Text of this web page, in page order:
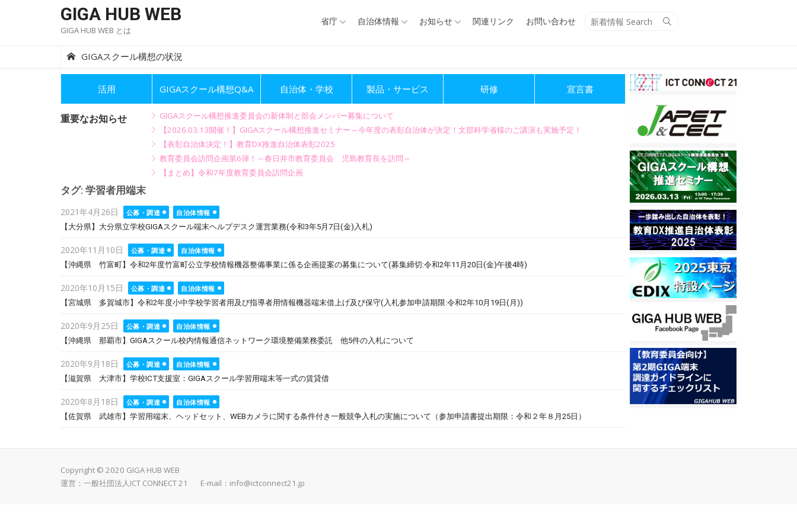
GIGA HUB WEB
GIGA HUB WEB とは
Search
省庁 自治体情報 お知らせ 関連リンク お問い合わせ
GIGAスクール構想の状況
活用 GIGAスクール構想Q&A 自治体・学校 製品・サービス 研修 宣言書
重要なお知らせ
GIGAスクール構想推進委員会の新体制と部会メンバー募集について
【2026.03.13開催！】GIGAスクール構想推進セミナー～今年度の表彰自治体が決定！文部科学省様のご講演も実施予定！
【表彰自治体決定！】教育DX推進自治体表彰2025
教育委員会訪問企画第6弾！～春日井市教育委員会 児島教育長を訪問～
【まとめ】令和7年度教育委員会訪問企画
タグ: 学習者用端末
Posted
on
2021年4月26日 公募・調達
自治体情報
【大分県】大分県立学校GIGAスクール端末ヘルプデスク運営業務(令和3年5月7日(金)入札)
Posted
on
2020年11月10日 公募・調達
自治体情報
【沖縄県 竹富町】令和2年度竹富町公立学校情報機器整備事業に係る企画提案の募集について(募集締切:令和2年11月20日(金)午後4時)
Posted
on
2020年10月15日 公募・調達
自治体情報
【宮城県 多賀城市】令和2年度小中学校学習者用及び指導者用情報機器端末借上げ及び保守(入札参加申請期限:令和2年10月19日(月))
Posted
on
2020年9月25日 公募・調達
自治体情報
【沖縄県 那覇市】GIGAスクール校内情報通信ネットワーク環境整備業務委託 他5件の入札について
Posted
on
2020年9月18日 公募・調達
自治体情報
【滋賀県 大津市】学校ICT支援室：GIGAスクール学習用端末等一式の賃貸借
Posted
on
2020年8月18日 公募・調達
自治体情報
【佐賀県 武雄市】学習用端末、ヘッドセット、WEBカメラに関する条件付き一般競争入札の実施について（参加申請書提出期限：令和２年８月25日）
Copyright © 2020 GIGA HUB WEB
運営：一般社団法人ICT CONNECT 21 E-mail： info@ictconnect21.jp